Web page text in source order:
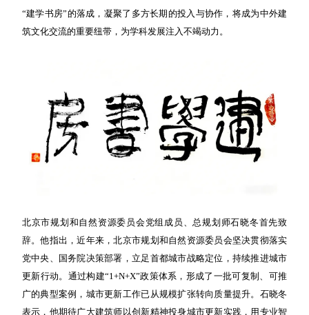
“建学书房”的落成，凝聚了多方长期的投入与协作，将成为中外建
筑文化交流的重要纽带，为学科发展注入不竭动力。
北京市规划和自然资源委员会党组成员、总规划师石晓冬首先致
辞。他指出，近年来，北京市规划和自然资源委员会坚决贯彻落实
党中央、国务院决策部署，立足首都城市战略定位，持续推进城市
更新行动。通过构建“1+N+X”政策体系，形成了一批可复制、可推
广的典型案例，城市更新工作已从规模扩张转向质量提升。石晓冬
表示，他期待广大建筑师以创新精神投身城市更新实践，用专业智